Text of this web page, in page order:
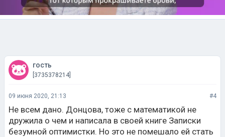
гость
[3735378214]
09 июня 2020, 21:13 #4
Не всем дано. Донцова, тоже с математикой не
дружила о чем и написала в своей книге Записки
безумной оптимистки. Но это не помешало ей стать